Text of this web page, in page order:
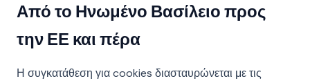
Από το Ηνωμένο Βασίλειο προς
την ΕΕ και πέρα
Η συγκατάθεση για cookies διασταυρώνεται με τις